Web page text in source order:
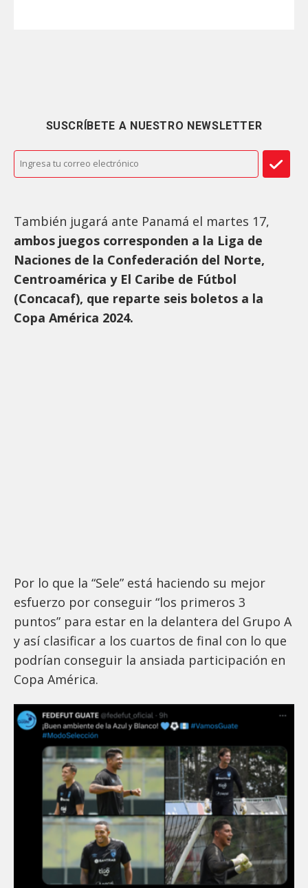
SUSCRÍBETE A NUESTRO NEWSLETTER
También jugará ante Panamá el martes 17,
ambos juegos corresponden a la Liga de
Naciones de la Confederación del Norte,
Centroamérica y El Caribe de Fútbol
(Concacaf), que reparte seis boletos a la
Copa América 2024.
Por lo que la “Sele” está haciendo su mejor
esfuerzo por conseguir “los primeros 3
puntos” para estar en la delantera del Grupo A
y así clasificar a los cuartos de final con lo que
podrían conseguir la ansiada participación en
Copa América.